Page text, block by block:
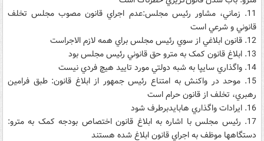
11. زماني، مشاور رئيس مجلس:عدم اجراي قانون مصوب مجلس تخلف
قانوني و شرعي است
12. قانون ابلاغي از سوي رئيس مجلس براي همه لازم الاجراست
13. ابلاغ قانون کمک به مترو حق قانوني رئيس مجلس بود
14. واگذاري سايپا به شبه دولتي مورد تاييد هيچ فردي نيست
15. موحد در واکنش به امتناع رئيس جمهور از ابلاغ قانون: طبق فرامين
رهبري، تخلف از قانون حرام است
16. ايرادات واگذاري هابايدبرطرف شود
17. رئيس مجلس با اشاره به ابلاغ قانون اختصاص بودجه کمک به مترو:
دستگاهها موظف به اجراي قانون ابلاغ شده هستند